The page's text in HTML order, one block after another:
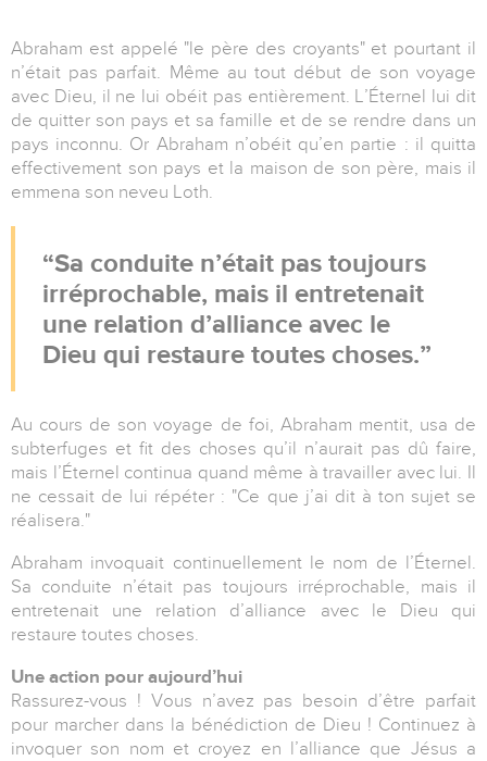
Abraham est appelé "le père des croyants" et pourtant il
n’était pas parfait. Même au tout début de son voyage
avec Dieu, il ne lui obéit pas entièrement. L’Éternel lui dit
de quitter son pays et sa famille et de se rendre dans un
pays inconnu. Or Abraham n’obéit qu’en partie : il quitta
effectivement son pays et la maison de son père, mais il
emmena son neveu Loth.
Sa conduite n’était pas toujours
irréprochable, mais il entretenait
une relation d’alliance avec le
Dieu qui restaure toutes choses.
Au cours de son voyage de foi, Abraham mentit, usa de
subterfuges et fit des choses qu’il n’aurait pas dû faire,
mais l’Éternel continua quand même à travailler avec lui. Il
ne cessait de lui répéter : "Ce que j’ai dit à ton sujet se
réalisera."
Abraham invoquait continuellement le nom de l’Éternel.
Sa conduite n’était pas toujours irréprochable, mais il
entretenait une relation d’alliance avec le Dieu qui
restaure toutes choses.
Une action pour aujourd’hui
Rassurez-vous ! Vous n’avez pas besoin d’être parfait
pour marcher dans la bénédiction de Dieu ! Continuez à
invoquer son nom et croyez en l’alliance que Jésus a